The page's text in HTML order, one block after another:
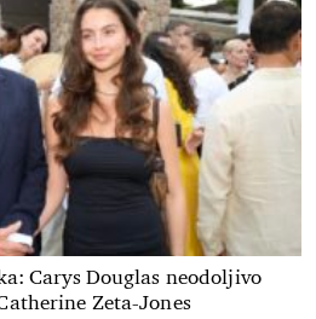
Carys Douglas neodoljivo
Zeta-Jones